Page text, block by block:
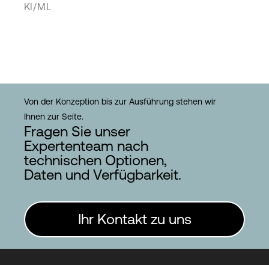
KI/ML
Von der Konzeption bis zur Ausführung stehen wir
Ihnen zur Seite.
Fragen Sie unser
Expertenteam nach
technischen Optionen,
Daten und Verfügbarkeit.
Ihr Kontakt zu uns